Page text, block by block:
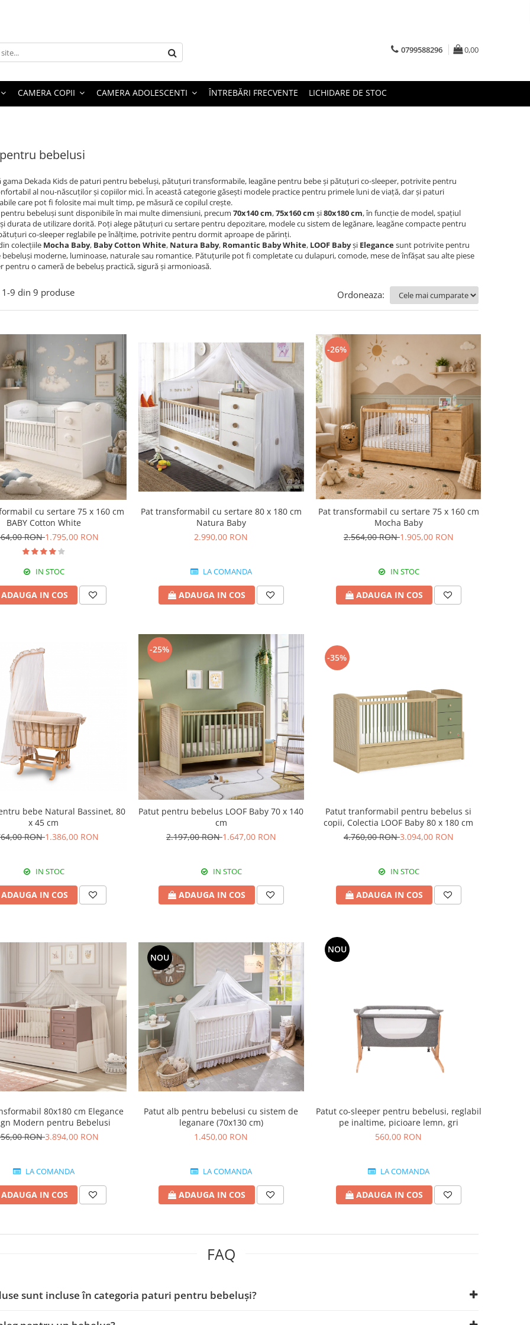
0799588296 0,00
CAMERA COPII CAMERA ADOLESCENTI ÎNTREBĂRI FRECVENTE LICHIDARE DE STOC
bebelusi
gama Dekada Kids de paturi pentru bebeluși, pătuțuri transformabile, leagăne pentru bebe și pătuțuri co-sleeper, potrivite pentru
al nou-născuților și copiilor mici. În această categorie găsești modele practice pentru primele luni de viață, dar și paturi
care pot fi folosite mai mult timp, pe măsură ce copilul crește.
bebeluși sunt disponibile în mai multe dimensiuni, precum 70x140 cm,75x160 cm și80x180 cm, în funcție de model, spațiul
durata de utilizare dorită. Poți alege pătuțuri cu sertare pentru depozitare, modele cu sistem de legănare, leagăne compacte pentru
co-sleeper reglabile pe înălțime, potrivite pentru dormit aproape de părinți.
colecțiile Mocha Baby, Baby Cotton White, Natura Baby, Romantic Baby White, LOOF Babyși Elegancesunt potrivite pentru
bebeluși moderne, luminoase, naturale sau romantice. Pătuțurile pot fi completate cu dulapuri, comode, mese de înfășat sau alte piese
pentru o cameră de bebeluș practică, sigură și armonioasă.
1-9 din 9 produse Ordoneaza:
cu sertare 75 x 160 cm
BABY Cotton White
RON1.795,00 RON
IN STOC
ADAUGA IN COS
Pat transformabil cu sertare 80 x 180 cm
Natura Baby
2.990,00 RON
LA COMANDA
ADAUGA IN COS
-26%
Pat transformabil cu sertare 75 x 160 cm
Mocha Baby
2.564,00 RON1.905,00 RON
IN STOC
ADAUGA IN COS
bebe Natural Bassinet, 80
x 45 cm
RON1.386,00 RON
IN STOC
ADAUGA IN COS
-25%
Patut pentru bebelus LOOF Baby 70 x 140
cm
2.197,00 RON1.647,00 RON
IN STOC
ADAUGA IN COS
-35%
Patut tranformabil pentru bebelus si
copii, Colectia LOOF Baby 80 x 180 cm
4.760,00 RON3.094,00 RON
IN STOC
ADAUGA IN COS
80x180 cm Elegance
Modern pentru Bebelusi
RON3.894,00 RON
LA COMANDA
ADAUGA IN COS
NOU
Patut alb pentru bebelusi cu sistem de
leganare (70x130 cm)
1.450,00 RON
LA COMANDA
ADAUGA IN COS
NOU
Patut co-sleeper pentru bebelusi, reglabil
pe inaltime, picioare lemn, gri
560,00 RON
LA COMANDA
ADAUGA IN COS
FAQ
sunt incluse în categoria paturi pentru bebeluși?